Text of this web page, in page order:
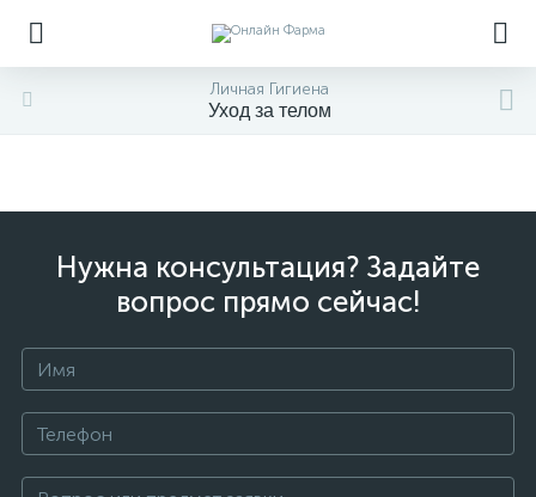
Личная Гигиена
Уход за телом
Нужна консультация? Задайте
вопрос прямо сейчас!